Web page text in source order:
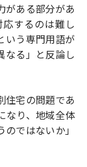
がある部分があ
するのは難し
いう専門用語が
なる」と反論し
住宅の問題であ
なり、地域全体
ではないか」